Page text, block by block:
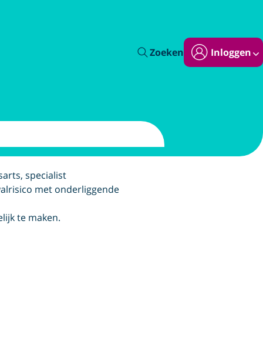
Zoeken Inloggen
specialist
met onderliggende
te maken.